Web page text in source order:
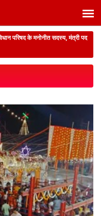
परिषद के मनोनीत सदस्य, मंत्री पद
सम्राट चौधरी से मिलीं पत्नी,
:
एवं विरासत के संरक्षण-संवर्धन को नई
नियुक्ति को नियमित करने का दावा लंबे
जताने 11 अगस्त से वार्ड-वार